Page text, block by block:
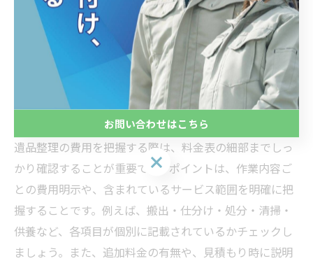
料金表で見る遺品整理の内訳と特
遺品整理料金表で確認すべきポイント
遺品整理の費用を把握する際は、料金表の細部までしっ
かり確認することが重要です。ポイントは、作業内容ご
との費用明示や、含まれているサービス範囲を明確に把
握することです。例えば、搬出・仕分け・処分・清掃・
供養など、各項目が個別に記載されているかチェックし
ましょう。また、追加料金の有無や、見積もり時に説明
お問い合わせはこちら
お問い合わせはこちら